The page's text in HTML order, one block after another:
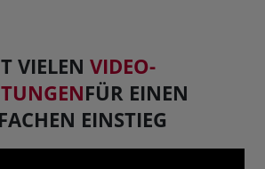
VIELEN VIDEO-
FÜR EINEN
EINSTIEG